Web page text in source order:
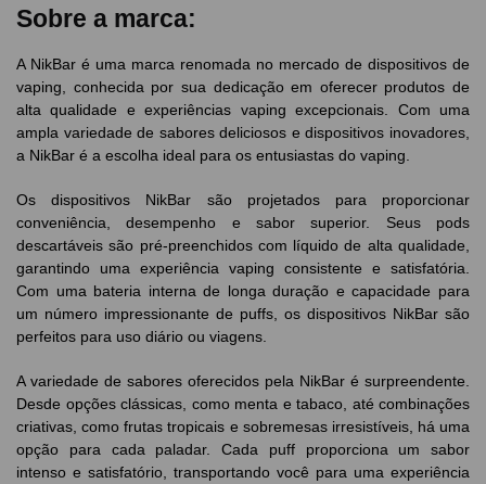
Sobre a marca:
A NikBar é uma marca renomada no mercado de dispositivos de
vaping, conhecida por sua dedicação em oferecer produtos de
alta qualidade e experiências vaping excepcionais. Com uma
ampla variedade de sabores deliciosos e dispositivos inovadores,
a NikBar é a escolha ideal para os entusiastas do vaping.
Os dispositivos NikBar são projetados para proporcionar
conveniência, desempenho e sabor superior. Seus pods
descartáveis são pré-preenchidos com líquido de alta qualidade,
garantindo uma experiência vaping consistente e satisfatória.
Com uma bateria interna de longa duração e capacidade para
um número impressionante de puffs, os dispositivos NikBar são
perfeitos para uso diário ou viagens.
A variedade de sabores oferecidos pela NikBar é surpreendente.
Desde opções clássicas, como menta e tabaco, até combinações
criativas, como frutas tropicais e sobremesas irresistíveis, há uma
opção para cada paladar. Cada puff proporciona um sabor
intenso e satisfatório, transportando você para uma experiência